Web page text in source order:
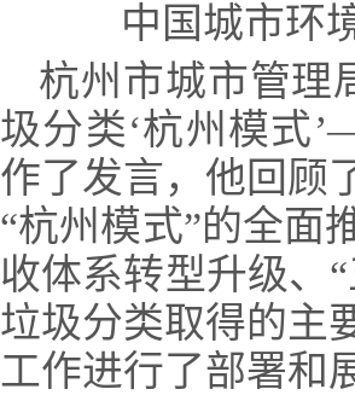
中国城市环境
杭州市城市管理
圾分类‘杭州模式
作了发言，他回顾
“杭州模式”的全面
收体系转型升级、
垃圾分类取得的主
工作进行了部署和